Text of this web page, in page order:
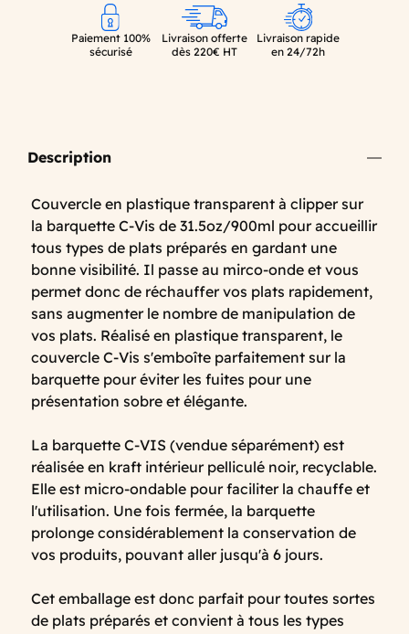
Paiement 100%
sécurisé
Livraison offerte
dès 220€ HT
Livraison rapide
en 24/72h
Description
Couvercle en plastique transparent à clipper sur
la barquette C-Vis de 31.5oz/900ml pour accueillir
tous types de plats préparés en gardant une
bonne visibilité. Il passe au mirco-onde et vous
permet donc de réchauffer vos plats rapidement,
sans augmenter le nombre de manipulation de
vos plats. Réalisé en plastique transparent, le
couvercle C-Vis s'emboîte parfaitement sur la
barquette pour éviter les fuites pour une
présentation sobre et élégante.
La barquette C-VIS (vendue séparément) est
réalisée en kraft intérieur pelliculé noir, recyclable.
Elle est micro-ondable pour faciliter la chauffe et
l'utilisation. Une fois fermée, la barquette
prolonge considérablement la conservation de
vos produits, pouvant aller jusqu'à 6 jours.
Cet emballage est donc parfait pour toutes sortes
de plats préparés et convient à tous les types